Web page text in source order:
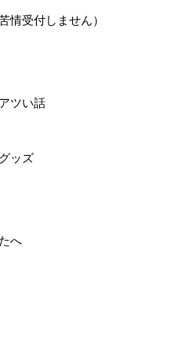
情受付しません）
ツい話
ッズ
へ